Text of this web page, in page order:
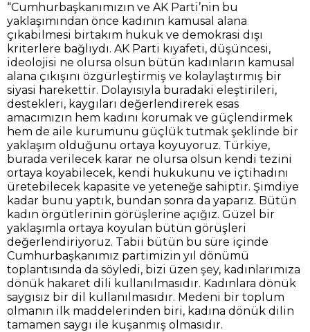
“Cumhurbaşkanımızın ve AK Parti’nin bu
yaklaşımından önce kadının kamusal alana
çıkabilmesi birtakım hukuk ve demokrasi dışı
kriterlere bağlıydı. AK Parti kıyafeti, düşüncesi,
ideolojisi ne olursa olsun bütün kadınların kamusal
alana çıkışını özgürleştirmiş ve kolaylaştırmış bir
siyasi harekettir. Dolayısıyla buradaki eleştirileri,
destekleri, kaygıları değerlendirerek esas
amacımızın hem kadını korumak ve güçlendirmek
hem de aile kurumunu güçlük tutmak şeklinde bir
yaklaşım olduğunu ortaya koyuyoruz. Türkiye,
burada verilecek karar ne olursa olsun kendi tezini
ortaya koyabilecek, kendi hukukunu ve içtihadını
üretebilecek kapasite ve yeteneğe sahiptir. Şimdiye
kadar bunu yaptık, bundan sonra da yaparız. Bütün
kadın örgütlerinin görüşlerine açığız. Güzel bir
yaklaşımla ortaya koyulan bütün görüşleri
değerlendiriyoruz. Tabii bütün bu süre içinde
Cumhurbaşkanımız partimizin yıl dönümü
toplantısında da söyledi, bizi üzen şey, kadınlarımıza
dönük hakaret dili kullanılmasıdır. Kadınlara dönük
saygısız bir dil kullanılmasıdır. Medeni bir toplum
olmanın ilk maddelerinden biri, kadına dönük dilin
tamamen saygı ile kuşanmış olmasıdır.